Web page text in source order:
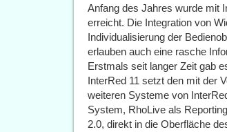
Anfang des Jahres wurde mit
erreicht. Die Integration von
Individualisierung der
erlauben auch eine rasche
Erstmals seit langer Zeit gab
InterRed 11 setzt den mit der
weiteren Systeme von
System, RhoLive als
2.0, direkt in die Oberfläche